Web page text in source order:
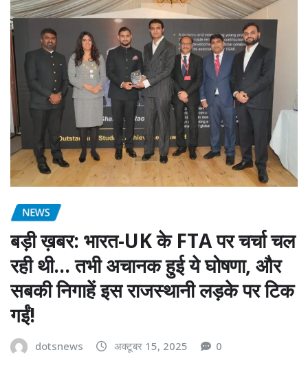
NEWS
बड़ी ख़बर: भारत-UK के FTA पर चर्चा चल
रही थी… तभी अचानक हुई ये घोषणा, और
सबकी निगाहें इस राजस्थानी लड़के पर टिक
गईं!
dotsnews अक्टूबर 15, 2025 0